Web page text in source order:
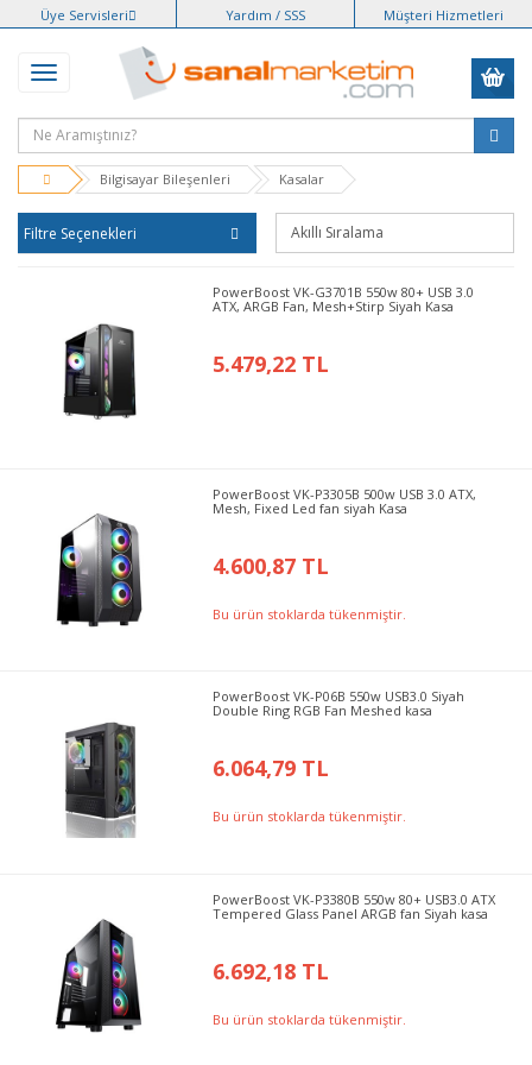
Üye Servisleri Yardım / SSS Müşteri Hizmetleri
Bilgisayar Bileşenleri Kasalar
Filtre Seçenekleri
PowerBoost VK-G3701B 550w 80+ USB 3.0
ATX, ARGB Fan, Mesh+Stirp Siyah Kasa
5.479,22 TL
PowerBoost VK-P3305B 500w USB 3.0 ATX,
Mesh, Fixed Led fan siyah Kasa
4.600,87 TL
Bu ürün stoklarda tükenmiştir.
PowerBoost VK-P06B 550w USB3.0 Siyah
Double Ring RGB Fan Meshed kasa
6.064,79 TL
Bu ürün stoklarda tükenmiştir.
PowerBoost VK-P3380B 550w 80+ USB3.0 ATX
Tempered Glass Panel ARGB fan Siyah kasa
6.692,18 TL
Bu ürün stoklarda tükenmiştir.